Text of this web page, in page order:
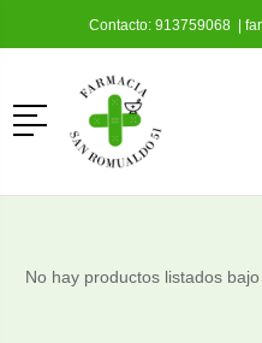
Contacto: 913759068|
Menú
No hay productos listados